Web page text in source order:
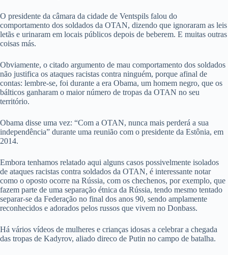
O presidente da câmara da cidade de Ventspils falou do
comportamento dos soldados da OTAN, dizendo que ignoraram as leis
letãs e urinaram em locais públicos depois de beberem. E muitas outras
coisas más.
Obviamente, o citado argumento de mau comportamento dos soldados
não justifica os ataques racistas contra ninguém, porque afinal de
contas: lembre-se, foi durante a era Obama, um homem negro, que os
bálticos ganharam o maior número de tropas da OTAN no seu
território.
Obama disse uma vez: “Com a OTAN, nunca mais perderá a sua
independência” durante uma reunião com o presidente da Estônia, em
2014.
Embora tenhamos relatado aqui alguns casos possivelmente isolados
de ataques racistas contra soldados da OTAN, é interessante notar
como o oposto ocorre na Rússia, com os chechenos, por exemplo, que
fazem parte de uma separação étnica da Rússia, tendo mesmo tentado
separar-se da Federação no final dos anos 90, sendo amplamente
reconhecidos e adorados pelos russos que vivem no Donbass.
Há vários vídeos de mulheres e crianças idosas a celebrar a chegada
das tropas de Kadyrov, aliado direco de Putin no campo de batalha.